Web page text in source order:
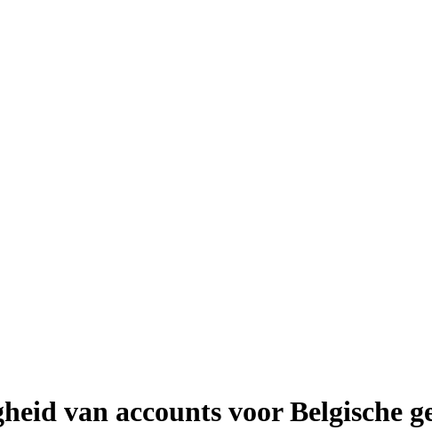
van accounts voor Belgische